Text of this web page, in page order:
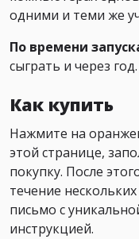
одними и теми же
По времени
сыграть и через год.
Как купить
Нажмите на
этой странице,
покупку. После
течение
письмо с
инструкцией.